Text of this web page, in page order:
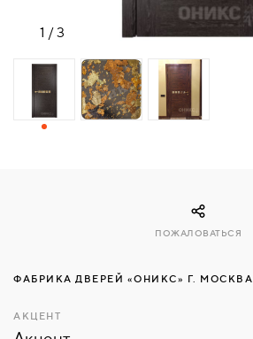
СТАТЬИ
СВЯЗАТЬСЯ
МОСКВА
1 /3
ФАБРИКА ДВЕРЕЙ «ОНИКС» Г. МОСКВА
АКЦЕНТ
ПОЖАЛОВАТЬСЯ